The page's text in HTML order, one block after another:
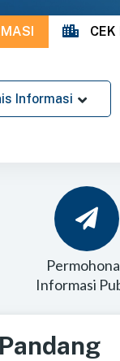
CEK
Informasi